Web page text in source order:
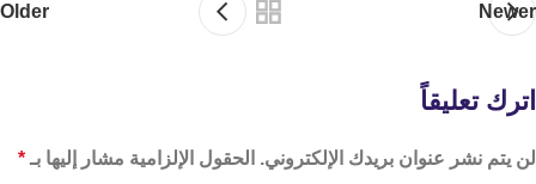
Newer
Older
اترك تعليقاً
لن يتم نشر عنوان بريدك الإلكتروني. الحقول الإلزامية مشار إليها بـ *